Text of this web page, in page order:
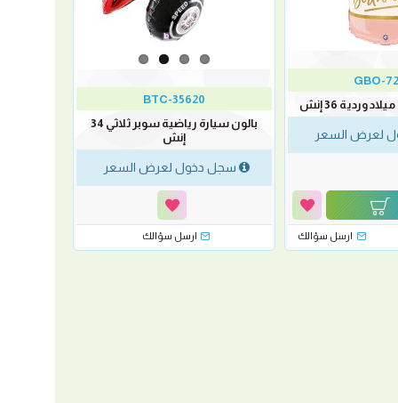
GBO-
وردية 36 إنش
لعرض السعر
ارسل سؤالك
BTC-35620
بالون سيارة رياضية سوبر ثلاثي 34
إنش
سجل دخول لعرض السعر
ارسل سؤالك